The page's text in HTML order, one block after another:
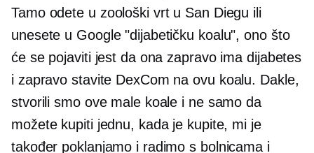
Tamo odete u zoološki vrt u San Diegu ili
unesete u Google "dijabetičku koalu", ono što
će se pojaviti jest da ona zapravo ima dijabetes
i zapravo stavite DexCom na ovu koalu. Dakle,
stvorili smo ove male koale i ne samo da
možete kupiti jednu, kada je kupite, mi je
također poklanjamo i radimo s bolnicama i